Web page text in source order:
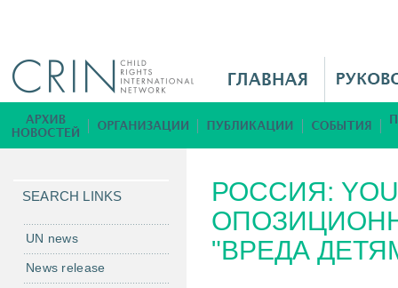
i
n
e
n
u
Б
и
РОССИЯ:
"ВРЕДА
SEARCH LINKS
UN news
News release